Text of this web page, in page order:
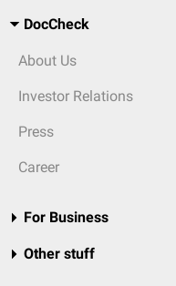
DocCheck
About Us
Investor Relations
Press
Career
For Business
Other stuff